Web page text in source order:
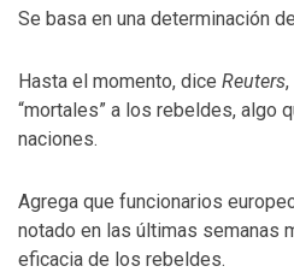
Se basa en una determinación
Hasta el momento, dice Reuters
“mortales” a los rebeldes, algo
naciones.
Agrega que funcionarios
notado en las últimas semanas
eficacia de los rebeldes.